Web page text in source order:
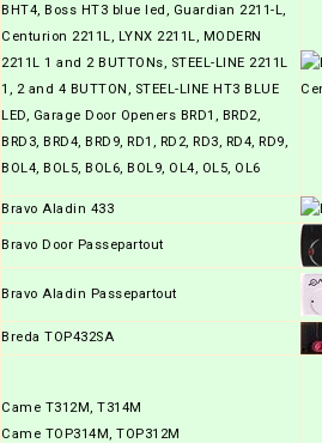
BHT4, Boss HT3 blue led, Guardian 2211-L,
Centurion 2211L, LYNX 2211L, MODERN
2211L 1 and 2 BUTTONs, STEEL-LINE 2211L
1, 2 and 4 BUTTON, STEEL-LINE HT3 BLUE
LED, Garage Door Openers BRD1, BRD2,
BRD3, BRD4, BRD9, RD1, RD2, RD3, RD4, RD9,
BOL4, BOL5, BOL6, BOL9, OL4, OL5, OL6
Bravo Aladin 433
Bravo Door Passepartout
Bravo Aladin Passepartout
Breda TOP432SA
Came T312M, T314M
Came TOP314M, TOP312M